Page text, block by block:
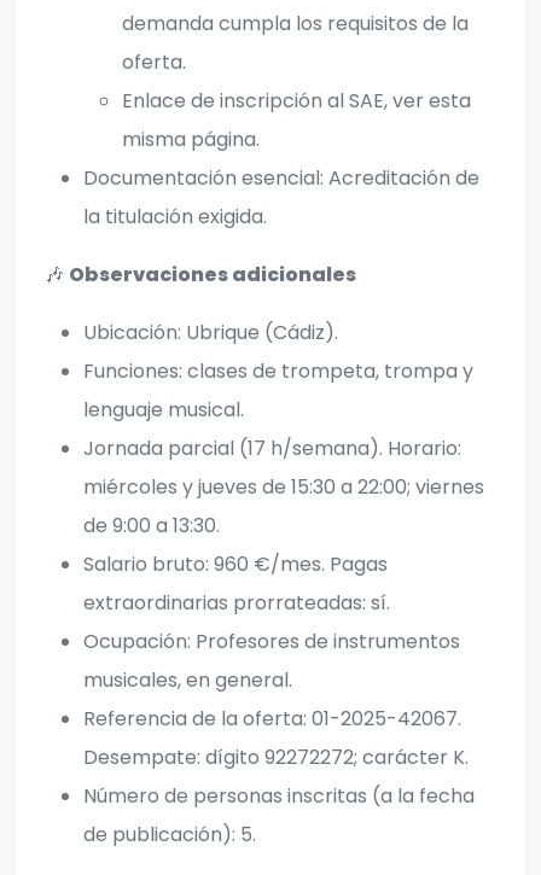
demanda cumpla los requisitos de la
oferta.
Enlace de inscripción al SAE, ver esta
misma página.
Documentación esencial: Acreditación de
la titulación exigida.
🎶 Observaciones adicionales
Ubicación: Ubrique (Cádiz).
Funciones: clases de trompeta, trompa y
lenguaje musical.
Jornada parcial (17 h/semana). Horario:
miércoles y jueves de 15:30 a 22:00; viernes
de 9:00 a 13:30.
Salario bruto: 960 €/mes. Pagas
extraordinarias prorrateadas: sí.
Ocupación: Profesores de instrumentos
musicales, en general.
Referencia de la oferta: 01-2025-42067.
Desempate: dígito 92272272; carácter K.
Número de personas inscritas (a la fecha
de publicación): 5.